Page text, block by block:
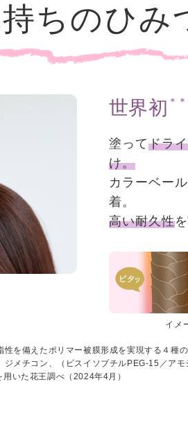
ちのひみ
世界初 ＊＊
塗ってドラ
け。
カラーベー
着。
高い耐久性
イメ
を備えたポリマー被膜形成を実現する４種
メチコン、（ビスイソブチルPEG-15／ア
いた花王調べ（2024年4⽉）